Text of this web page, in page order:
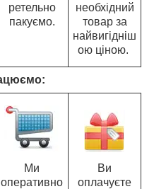
ретельно
пакуємо.
необхідний
товар за
найвигідніш
ою ціною.
Ми
оперативно
Ви
оплачуєте